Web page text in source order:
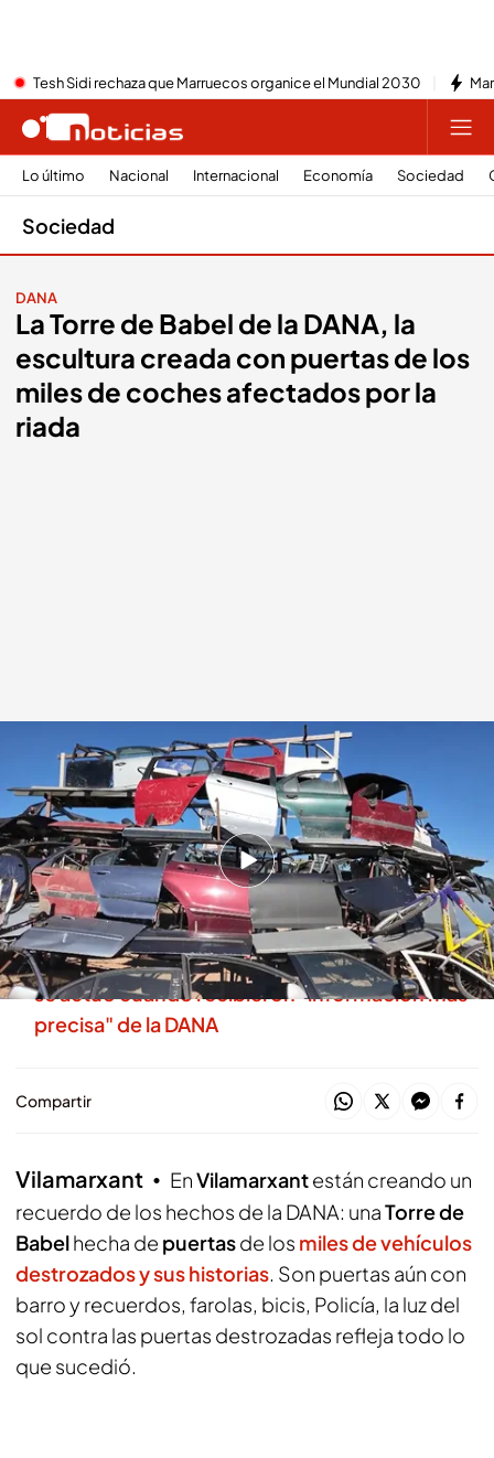
Tesh Sidi rechaza que Marruecos organice el Mundial 2030
Lo último Nacional Internacional Economía Sociedad
Sociedad
DANA
La Torre de Babel de la DANA, la
escultura creada con puertas de los
miles de coches afectados por la
riada
El escultor habla de la Torre de Babel de la DANA.Imagen: José Maldonado
Redacción digital Noticias Cuatro
12 SEP 2025 - 20:31h.
Todas las puertas de vehículos que conforman
la obra son de coches afectados por la riada
Mazón defiende que en la reunión del CECOPI
se actuó cuando recibieron "información más
precisa" de la DANA
Compartir
Vilamarxant EnVilamarxantestán creando un
recuerdo de los hechos de la DANA: unaTorre de
Babelhecha de puertasde los miles de vehículos
destrozados y sus historias. Son puertas aún con
barro y recuerdos, farolas, bicis, Policía, la luz del
sol contra las puertas destrozadas refleja todo lo
que sucedió.